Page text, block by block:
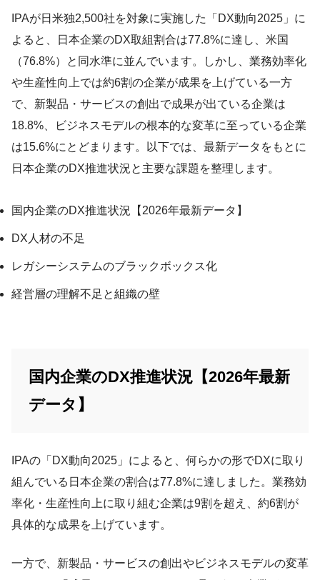
IPAが日米独2,500社を対象に実施した「DX動向2025」に
よると、日本企業のDX取組割合は77.8%に達し、米国
（76.8%）と同水準に並んでいます。しかし、業務効率化
や生産性向上では約6割の企業が成果を上げている一方
で、新製品・サービスの創出で成果が出ている企業は
18.8%、ビジネスモデルの根本的な変革に至っている企業
は15.6%にとどまります。以下では、最新データをもとに
日本企業のDX推進状況と主要な課題を整理します。
国内企業のDX推進状況【2026年最新データ】
DX人材の不足
レガシーシステムのブラックボックス化
経営層の理解不足と組織の壁
国内企業のDX推進状況【2026年最新
データ】
IPAの「DX動向2025」によると、何らかの形でDXに取り
組んでいる日本企業の割合は77.8%に達しました。業務効
率化・生産性向上に取り組む企業は9割を超え、約6割が
具体的な成果を上げています。
一方で、新製品・サービスの創出やビジネスモデルの変革